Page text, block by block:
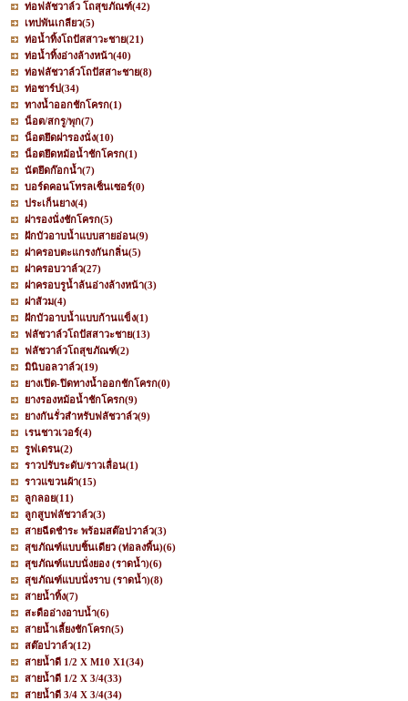
ท่อฟลัชวาล์ว โถสุขภัณฑ์(42)
เทปพันเกลียว(5)
ท่อน้ำทิ้งโถปัสสาวะชาย(21)
ท่อน้ำทิ้งอ่างล้างหน้า(40)
ท่อฟลัชวาล์วโถปัสสาะชาย(8)
ท่อชาร์ป(34)
ทางน้ำออกชักโครก(1)
น็อต/สกรู/พุก(7)
น็อตยึดฝารองนั่ง(10)
น็อตยึดหม้อน้ำชักโครก(1)
นัตยึดก๊อกน้ำ(7)
บอร์ดคอนโทรลเซ็นเซอร์(0)
ประเก็นยาง(4)
ฝารองนั่งชักโครก(5)
ฝักบัวอาบน้ำแบบสายอ่อน(9)
ฝาครอบตะแกรงกันกลิ่น(5)
ฝาครอบวาล์ว(27)
ฝาครอบรูน้ำล้นอ่างล้างหน้า(3)
ฝาส้วม(4)
ฝักบัวอาบน้ำแบบก้านแข็ง(1)
ฟลัชวาล์วโถปัสสาวะชาย(13)
ฟลัชวาล์วโถสุขภัณฑ์(2)
มินิบอลวาล์ว(19)
ยางเปิด-ปิดทางน้ำออกชักโครก(0)
ยางรองหม้อน้ำชักโครก(9)
ยางกันรั่วสำหรับฟลัชวาล์ว(9)
เรนชาวเวอร์(4)
รูฟเดรน(2)
ราวปรับระดับ/ราวเลื่อน(1)
ราวแขวนผ้า(15)
ลูกลอย(11)
ลูกสูบฟลัชวาล์ว(3)
สายฉีดชำระ พร้อมสต๊อปวาล์ว(3)
สุขภัณฑ์แบบชิ้นเดียว (ท่อลงพื้น)(6)
สุขภัณฑ์แบบนั่งยอง (ราดน้ำ)(6)
สุขภัณฑ์แบบนั่งราบ (ราดน้ำ)(8)
สายน้ำทิ้ง(7)
สะดืออ่างอาบน้ำ(6)
สายน้ำเลี้ยงชักโครก(5)
สต๊อปวาล์ว(12)
สายน้ำดี 1/2 X M10 X1(34)
สายน้ำดี 1/2 X 3/4(33)
สายน้ำดี 3/4 X 3/4(34)